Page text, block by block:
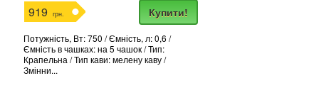
919 грн. Купити!
Потужність, Вт: 750 / Ємність, л: 0,6 /
Ємність в чашках: на 5 чашок / Тип:
Крапельна / Тип кави: мелену каву /
Змінни...